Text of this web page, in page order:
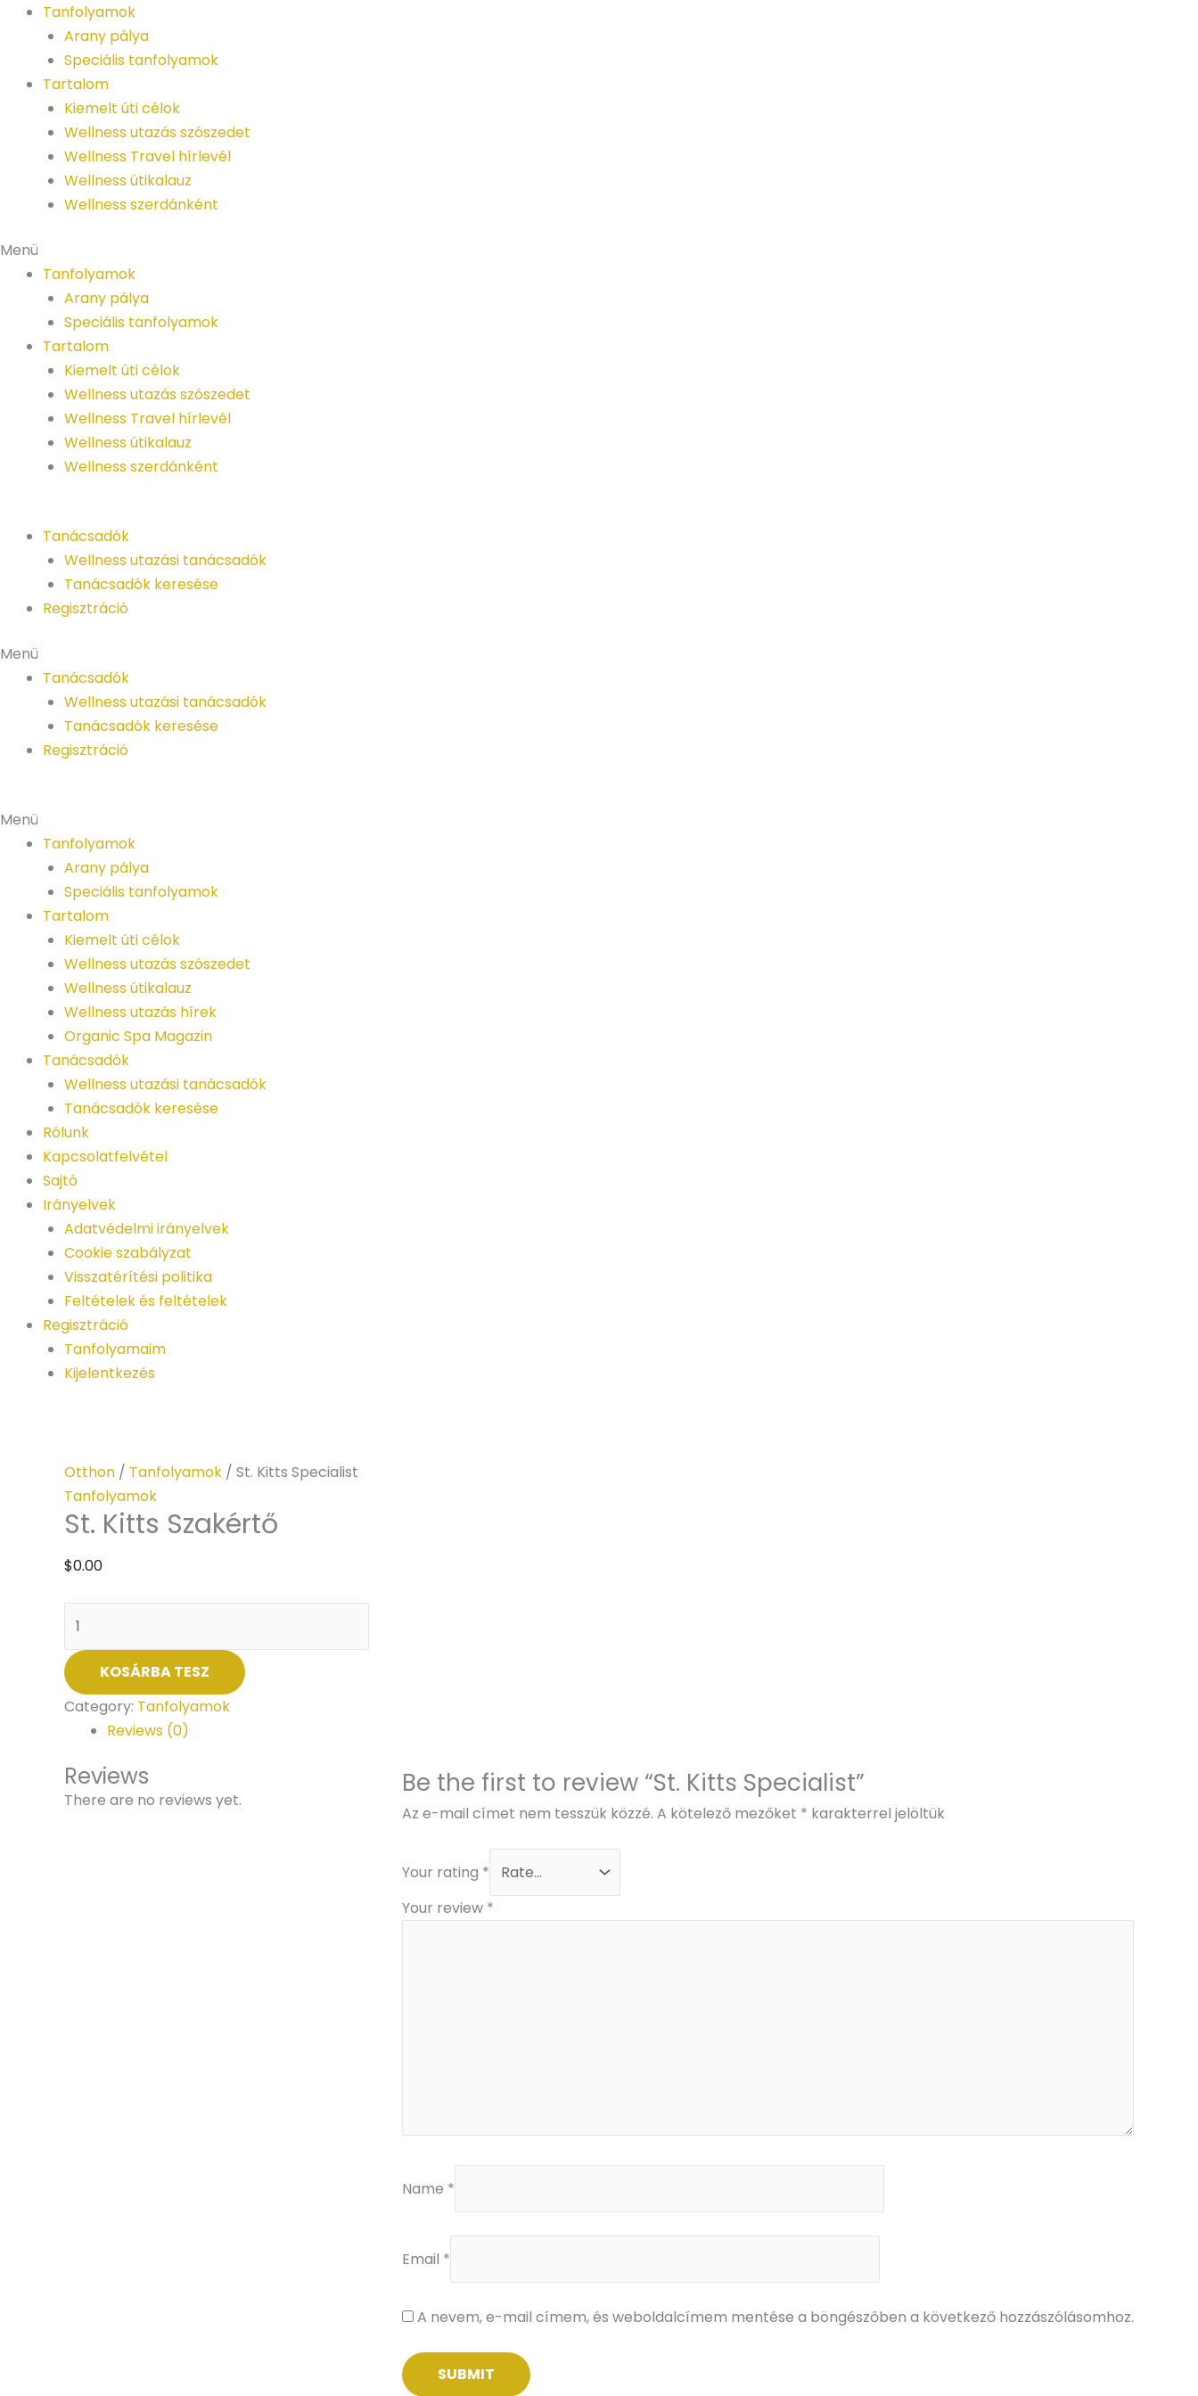
Ugrás
tartalomra
Tanfolyamok
Arany pálya
Speciális tanfolyamok
Tartalom
Kiemelt úti célok
Wellness utazás szószedet
Wellness Travel hírlevél
Wellness útikalauz
Wellness szerdánként
Menü
Tanfolyamok
Arany pálya
Speciális tanfolyamok
Tartalom
Kiemelt úti célok
Wellness utazás szószedet
Wellness Travel hírlevél
Wellness útikalauz
Wellness szerdánként
Tanácsadók
Wellness utazási tanácsadók
Tanácsadók keresése
Regisztráció
Menü
Tanácsadók
Wellness utazási tanácsadók
Tanácsadók keresése
Regisztráció
Menü
Tanfolyamok
Arany pálya
Speciális tanfolyamok
Tartalom
Kiemelt úti célok
Wellness utazás szószedet
Wellness útikalauz
Wellness utazás hírek
Organic Spa Magazin
Tanácsadók
Wellness utazási tanácsadók
Tanácsadók keresése
Rólunk
Kapcsolatfelvétel
Sajtó
Irányelvek
Adatvédelmi irányelvek
Cookie szabályzat
Visszatérítési politika
Feltételek és feltételek
Regisztráció
Tanfolyamaim
Kijelentkezés
Otthon / Tanfolyamok / St. Kitts Specialist
Tanfolyamok
St. Kitts Szakértő
$0.00
Kitts
Specialist
quantity
KOSÁRBA TESZ
Category: Tanfolyamok
Reviews (0)
Reviews
There are no reviews yet.
Be the first to review “St. Kitts Specialist”
Az e-mail címet nem tesszük közzé. A kötelező mezőket * karakterrel jelöltük
Your rating *
Your review *
Name *
Email *
A nevem, e-mail címem, és weboldalcímem mentése a böngészőben a következő hozzászólásomhoz.